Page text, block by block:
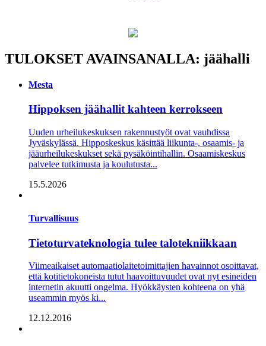
TULOKSET AVAINSANALLA: jäähalli
Mesta
Hippoksen jäähallit kahteen kerrokseen
Uuden urheilukeskuksen rakennustyöt ovat vauhdissa
Jyväskylässä. Hipposkeskus käsittää liikunta-, osaamis- ja
jääurheilukeskukset sekä pysäköintihallin. Osaamiskeskus
palvelee tutkimusta ja koulutusta...
15.5.2026
Turvallisuus
Tietoturvateknologia tulee talotekniikkaan
Viimeaikaiset automaatiolaitetoimittajien havainnot osoittavat,
että kotitietokoneista tutut haavoittuvuudet ovat nyt esineiden
internetin akuutti ongelma. Hyökkäysten kohteena on yhä
useammin myös ki...
12.12.2016